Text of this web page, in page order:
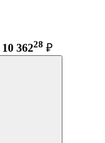
10 36228 ₽